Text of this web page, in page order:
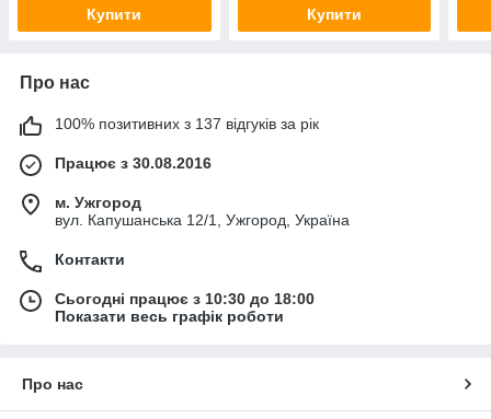
Купити Купити
Про нас
100% позитивних з 137 відгуків за рік
Працює з 30.08.2016
м. Ужгород
вул. Капушанська 12/1, Ужгород, Україна
Контакти
Сьогодні працює з 10:30 до 18:00
Показати весь графік роботи
Про нас